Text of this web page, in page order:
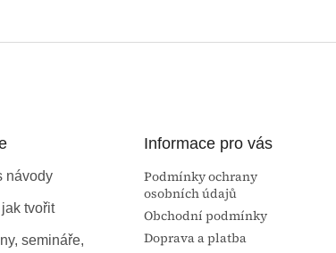
návody
tvořit
semináře,
Informace pro vás
Podmínky ochrany
osobních údajů
Obchodní podmínky
Doprava a platba